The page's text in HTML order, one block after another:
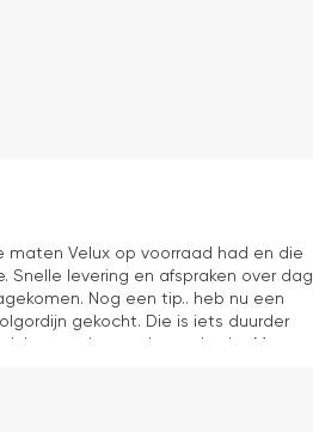
maten Velux op voorraad had en die
Snelle levering en afspraken over dag
Nog een tip.. heb nu een
gekocht. Die is iets duurder